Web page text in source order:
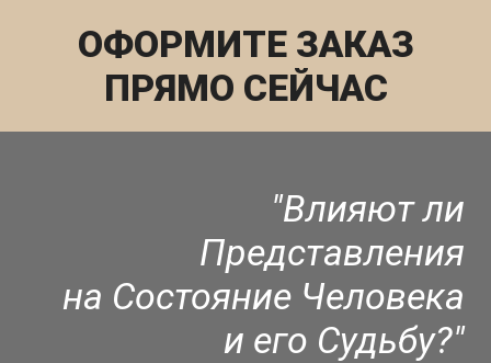
ОФОРМИТЕ ЗАКАЗ
ПРЯМО СЕЙЧАС
"Влияют ли
Представления
на Состояние Человека
и его Судьбу?"